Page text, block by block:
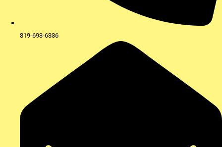
819-693-6336